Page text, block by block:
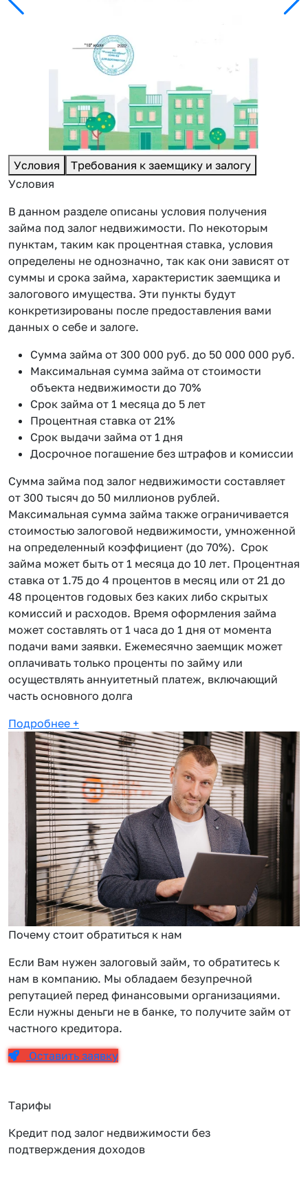
Условия
Требования к заемщику и залогу
Условия
В данном разделе описаны условия получения
займа под залог недвижимости. По некоторым
пунктам, таким как процентная ставка, условия
определены не однозначно, так как они зависят от
суммы и срока займа, характеристик заемщика и
залогового имущества. Эти пункты будут
конкретизированы после предоставления вами
данных о себе и залоге.
Сумма займа от 300 000 руб. до 50 000 000 руб.
Максимальная сумма займа от стоимости
объекта недвижимости до 70%
Срок займа от 1 месяца до 5 лет
Процентная ставка от 21%
Срок выдачи займа от 1 дня
Досрочное погашение без штрафов и комиссии
Сумма займа под залог недвижимости составляет
от 300 тысяч до 50 миллионов рублей.
Максимальная сумма займа также ограничивается
стоимостью залоговой недвижимости, умноженной
на определенный коэффициент (до 70%). Срок
займа может быть от 1 месяца до 10 лет. Процентная
ставка от 1.75 до 4 процентов в месяц или от 21 до
48 процентов годовых без каких либо скрытых
комиссий и расходов. Время оформления займа
может составлять от 1 часа до 1 дня от момента
подачи вами заявки. Ежемесячно заемщик может
оплачивать только проценты по займу или
осуществлять аннуитетный платеж, включающий
часть основного долга
Подробнее +
Почему стоит обратиться к нам
Если Вам нужен залоговый займ, то обратитесь к
нам в компанию. Мы обладаем безупречной
репутацией перед финансовыми организациями.
Если нужны деньги не в банке, то получите займ от
частного кредитора.
Оставить заявку
Тарифы
Кредит под залог недвижимости без
подтверждения доходов